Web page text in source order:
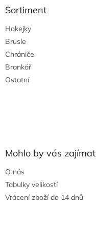
Sortiment
Hokejky
Brusle
Chrániče
Brankář
Ostatní
Mohlo by vás zajímat
O nás
Tabulky velikostí
Vrácení zboží do 14 dnů